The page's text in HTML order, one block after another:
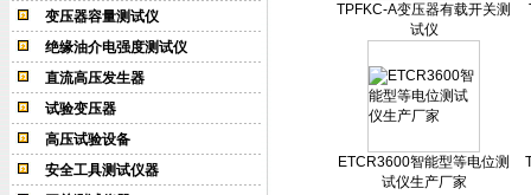
变压器容量测试仪
绝缘油介电强度测试仪
直流高压发生器
试验变压器
高压试验设备
安全工具测试仪器
TPFKC-A变压器有载开关测
试仪
ETCR3600智能型等电位测
试仪生产厂家